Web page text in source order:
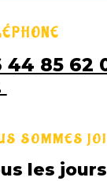
44 85 62
SOMMES
les jours